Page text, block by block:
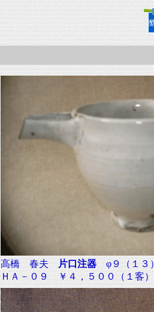
高橋 春夫 片口注器φ９（１３
ＨＡ－０９ ￥４，５００（１